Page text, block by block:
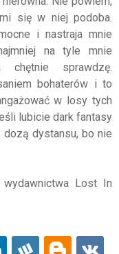
się w niej podoba.
i nastraja mnie
na tyle mnie
sprawdzę.
bohaterów i to
w losy tych
lubicie dark fantasy
dystansu, bo nie
Lost In